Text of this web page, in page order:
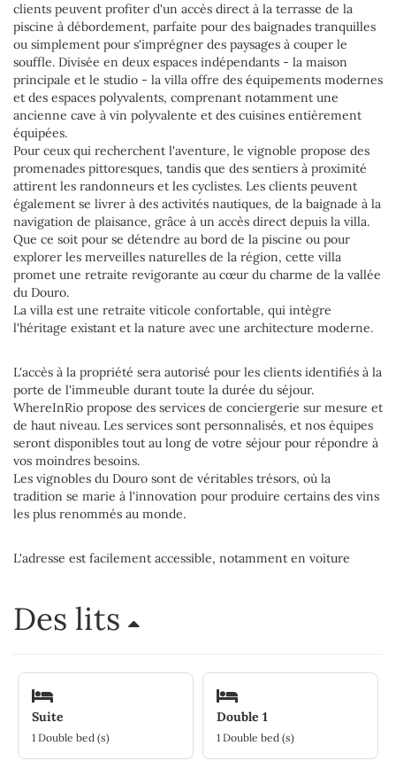
clients peuvent profiter d'un accès direct à la terrasse de la
piscine à débordement, parfaite pour des baignades tranquilles
ou simplement pour s'imprégner des paysages à couper le
souffle. Divisée en deux espaces indépendants - la maison
principale et le studio - la villa offre des équipements modernes
et des espaces polyvalents, comprenant notamment une
ancienne cave à vin polyvalente et des cuisines entièrement
équipées.
Pour ceux qui recherchent l'aventure, le vignoble propose des
promenades pittoresques, tandis que des sentiers à proximité
attirent les randonneurs et les cyclistes. Les clients peuvent
également se livrer à des activités nautiques, de la baignade à la
navigation de plaisance, grâce à un accès direct depuis la villa.
Que ce soit pour se détendre au bord de la piscine ou pour
explorer les merveilles naturelles de la région, cette villa
promet une retraite revigorante au cœur du charme de la vallée
du Douro.
La villa est une retraite viticole confortable, qui intègre
l'héritage existant et la nature avec une architecture moderne.
L'accès à la propriété sera autorisé pour les clients identifiés à la
porte de l'immeuble durant toute la durée du séjour.
WhereInRio propose des services de conciergerie sur mesure et
de haut niveau. Les services sont personnalisés, et nos équipes
seront disponibles tout au long de votre séjour pour répondre à
vos moindres besoins.
Les vignobles du Douro sont de véritables trésors, où la
tradition se marie à l'innovation pour produire certains des vins
les plus renommés au monde.
L'adresse est facilement accessible, notamment en voiture
Des lits
Suite
1 Double bed (s)
Double 1
1 Double bed (s)